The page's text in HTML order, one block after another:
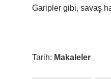
Garipler gibi, savaş
Tarih: Makaleler